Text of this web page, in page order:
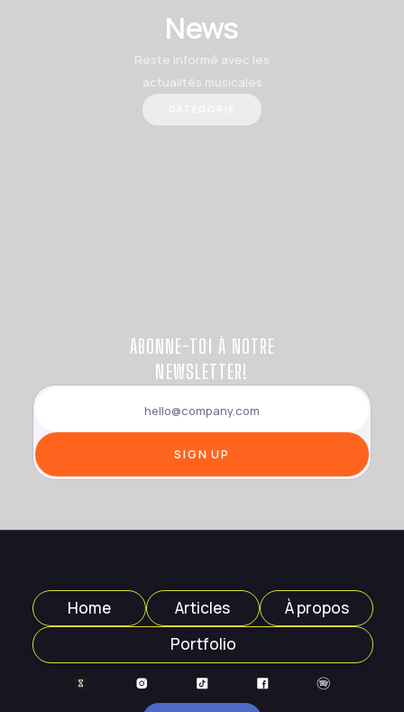
News
Reste informé avec les
actualités musicales
ABONNE-TOI À NOTRE
NEWSLETTER!
Home Articles
À propos
Portfolio